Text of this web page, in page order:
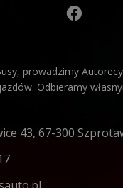
prowadzimy
Odbieramy
43, 67-300